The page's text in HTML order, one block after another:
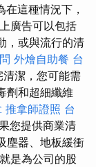
這種情況下，
廣告可以包括
，或與流行的清
外燴自助餐 台
潔，您可能需
劑和超細纖維
推拿師證照 台
您提供商業清
塵器、地板緩衝
是為公司的股